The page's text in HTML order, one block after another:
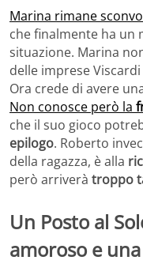
Marina rimane
che finalmente ha un
situazione. Marina
delle imprese
Ora crede di avere
Non conosce però la
che il suo gioco
epilogo. Roberto
della ragazza, è alla
però arriverà troppo
Un Posto al
amoroso e